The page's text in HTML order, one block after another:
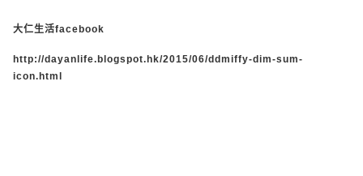
大仁生活facebook
http://dayanlife.blogspot.hk/2015/06/ddmiffy-dim-sum-
icon.html